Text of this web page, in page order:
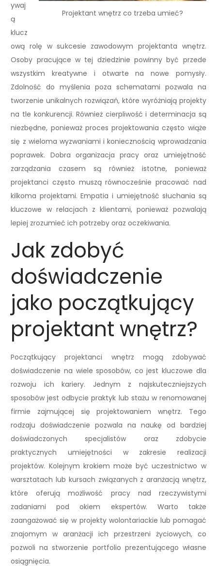
Projektant wnętrz co trzeba umieć?
ywaj
ą
klucz
ową rolę w sukcesie zawodowym projektanta wnętrz.
Osoby pracujące w tej dziedzinie powinny być przede
wszystkim kreatywne i otwarte na nowe pomysły.
Zdolność do myślenia poza schematami pozwala na
tworzenie unikalnych rozwiązań, które wyróżniają projekty
na tle konkurencji. Również cierpliwość i determinacja są
niezbędne, ponieważ proces projektowania często wiąże
się z wieloma wyzwaniami i koniecznością wprowadzania
poprawek. Dobra organizacja pracy oraz umiejętność
zarządzania czasem są również istotne, ponieważ
projektanci często muszą równocześnie pracować nad
kilkoma projektami. Empatia i umiejętność słuchania są
kluczowe w relacjach z klientami, ponieważ pozwalają
lepiej zrozumieć ich potrzeby oraz oczekiwania.
Jak zdobyć
doświadczenie
jako początkujący
projektant wnętrz?
Początkujący projektanci wnętrz mogą zdobywać
doświadczenie na wiele sposobów, co jest kluczowe dla
rozwoju ich kariery. Jednym z najskuteczniejszych
sposobów jest odbycie praktyk lub stażu w renomowanej
firmie zajmującej się projektowaniem wnętrz. Tego
rodzaju doświadczenie pozwala na naukę od bardziej
doświadczonych specjalistów oraz zdobycie
praktycznych umiejętności w zakresie realizacji
projektów. Kolejnym krokiem może być uczestnictwo w
warsztatach lub kursach związanych z aranżacją wnętrz,
które oferują możliwość pracy nad rzeczywistymi
zadaniami pod okiem ekspertów. Warto także
zaangażować się w projekty wolontariackie lub pomagać
znajomym w aranżacji ich przestrzeni życiowych, co
pozwoli na stworzenie portfolio prezentującego własne
osiągnięcia.